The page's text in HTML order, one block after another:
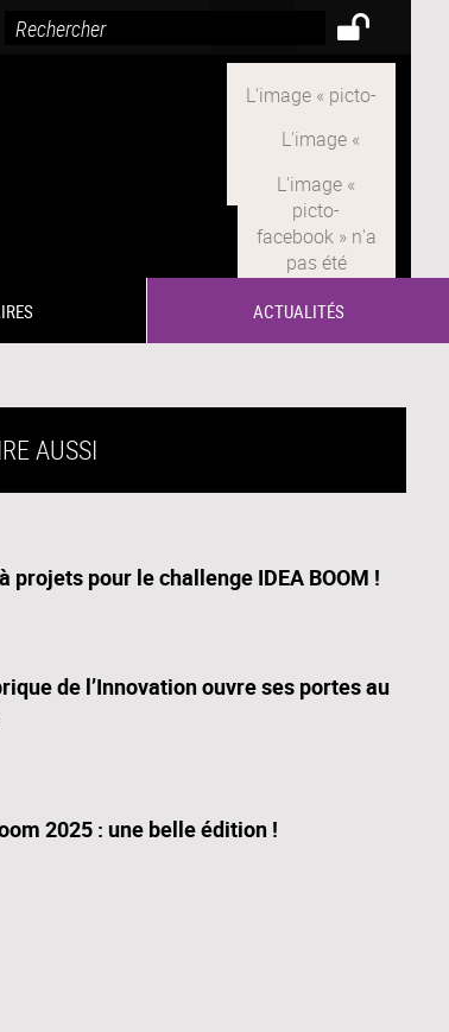
ACTUALITÉS
AUSSI
projets pour le challenge IDEA BOOM !
de l’Innovation ouvre ses portes au
2025 : une belle édition !